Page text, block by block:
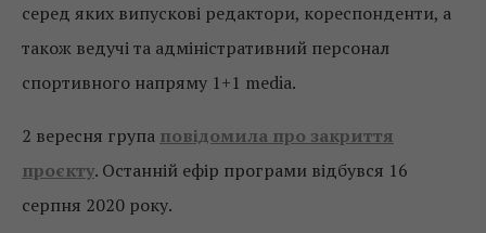
серед яких випускові редактори, кореспонденти, а
також ведучі та адміністративний персонал
спортивного напряму 1+1 media.
2 вересня група повідомила про закриття
проєкту. Останній ефір програми відбувся 16
серпня 2020 року.